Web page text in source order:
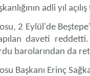
adli yıl
2 Eylül'de
daveti
barolarından da
Başkanı Erinç